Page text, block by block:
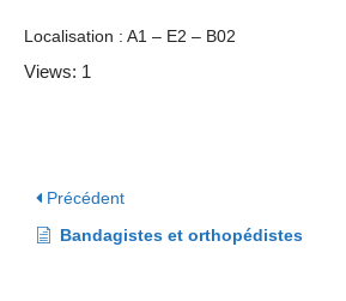
Localisation : A1 – E2 – B02
Views: 1
Précédent
Bandagistes et orthopédistes